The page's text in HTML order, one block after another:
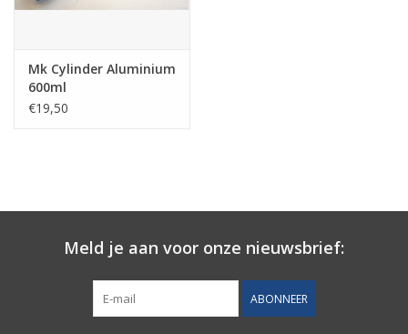
Mk Cylinder Aluminium
600ml
€19,50
Meld je aan voor onze nieuwsbrief:
ABONNEER